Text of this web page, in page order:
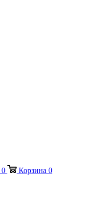
0 Корзина 0